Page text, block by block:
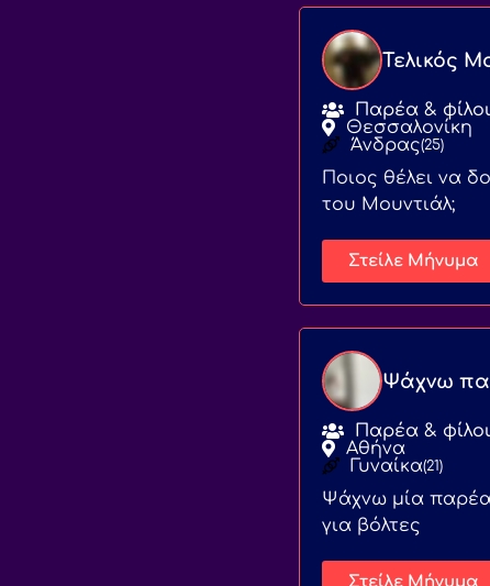
Τελικός
Παρέα & φίλοι
Θεσσαλονίκη
Άνδρας(25)
Ποιος θέλει να
του Μουντιάλ;
Στείλε Μήνυμα
Ψάχνω
Παρέα & φίλοι
Αθήνα
Γυναίκα(21)
Ψάχνω μία
για βόλτες
Στείλε Μήνυμα